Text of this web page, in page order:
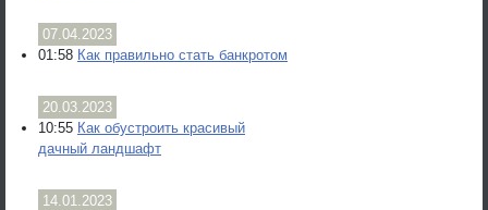
07.04.2023
01:58 Как правильно стать банкротом
20.03.2023
10:55 Как обустроить красивый
дачный ландшафт
14.01.2023